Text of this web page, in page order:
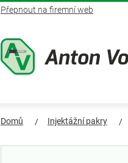
Přepnout na firemní web
Domů Injektážní pakry
P